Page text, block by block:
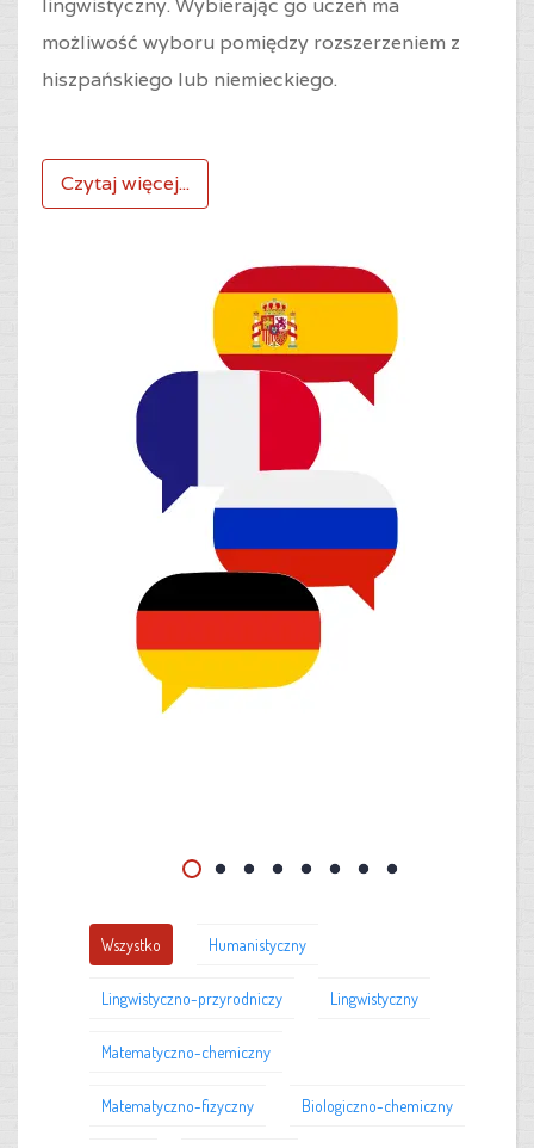
lingwistyczny. Wybierając go uczeń ma
możliwość wyboru pomiędzy rozszerzeniem z
hiszpańskiego lub niemieckiego.
Czytaj więcej...
Wszystko Humanistyczny
Lingwistyczno-przyrodniczy Lingwistyczny
Matematyczno-chemiczny
Matematyczno-fizyczny Biologiczno-chemiczny